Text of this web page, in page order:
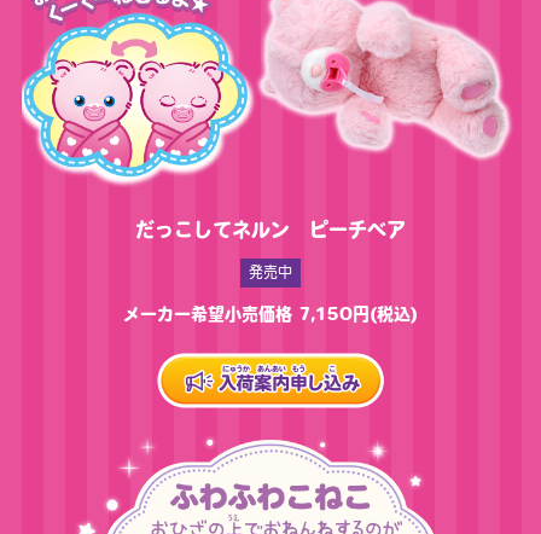
だっこしてネルン ピーチベア
発売中
メーカー希望小売価格 7,150円(税込)